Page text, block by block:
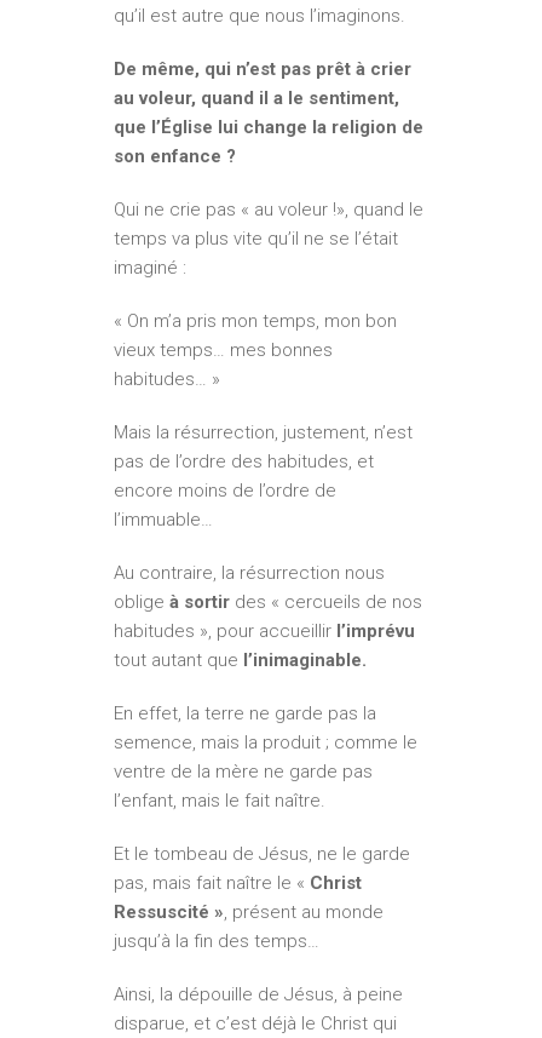
qu’il est autre que nous l’imaginons.
De même, qui n’est pas prêt à crier
au voleur, quand il a le sentiment,
que l’Église lui change la religion de
son enfance ?
Qui ne crie pas « au voleur !», quand le
temps va plus vite qu’il ne se l’était
imaginé :
« On m’a pris mon temps, mon bon
vieux temps… mes bonnes
habitudes… »
Mais la résurrection, justement, n’est
pas de l’ordre des habitudes, et
encore moins de l’ordre de
l’immuable…
Au contraire, la résurrection nous
oblige à sortir des « cercueils de nos
habitudes », pour accueillir l’imprévu
tout autant que l’inimaginable.
En effet, la terre ne garde pas la
semence, mais la produit ; comme le
ventre de la mère ne garde pas
l’enfant, mais le fait naître.
Et le tombeau de Jésus, ne le garde
pas, mais fait naître le « Christ
Ressuscité », présent au monde
jusqu’à la fin des temps…
Ainsi, la dépouille de Jésus, à peine
disparue, et c’est déjà le Christ qui